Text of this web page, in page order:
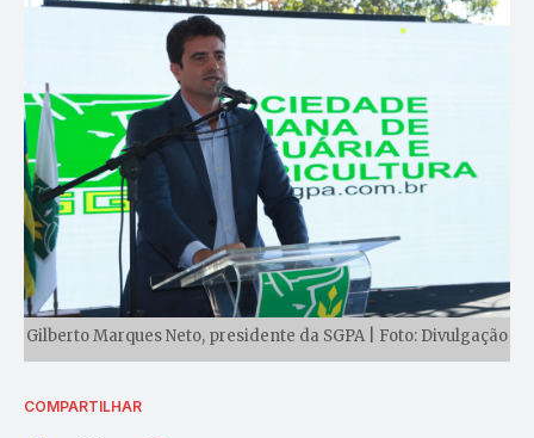
Gilberto Marques Neto, presidente da SGPA | Foto: Divulgação
COMPARTILHAR